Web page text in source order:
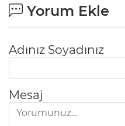
Yorum Ekle
Adınız Soyadınız
Mesaj